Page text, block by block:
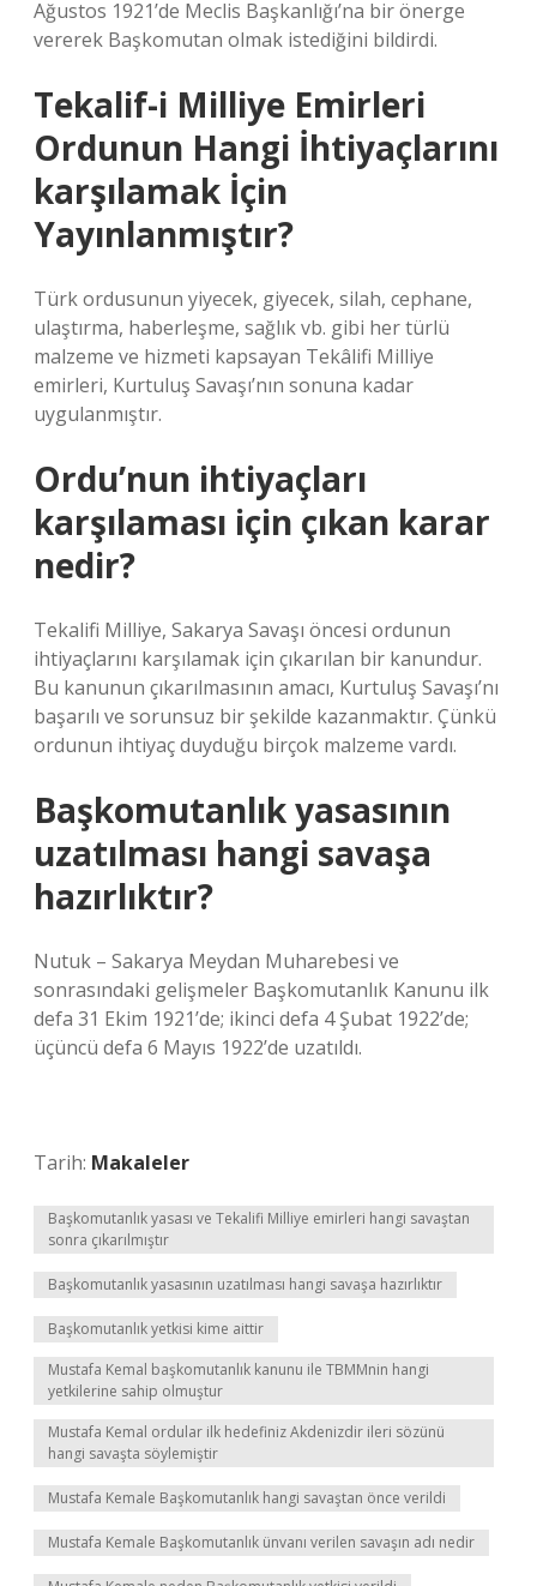
Ağustos 1921’de Meclis Başkanlığı’na bir önerge
vererek Başkomutan olmak istediğini bildirdi.
Tekalif-i Milliye Emirleri
Ordunun Hangi İhtiyaçlarını
karşılamak İçin
Yayınlanmıştır?
Türk ordusunun yiyecek, giyecek, silah, cephane,
ulaştırma, haberleşme, sağlık vb. gibi her türlü
malzeme ve hizmeti kapsayan Tekâlifi Milliye
emirleri, Kurtuluş Savaşı’nın sonuna kadar
uygulanmıştır.
Ordu’nun ihtiyaçları
karşılaması için çıkan karar
nedir?
Tekalifi Milliye, Sakarya Savaşı öncesi ordunun
ihtiyaçlarını karşılamak için çıkarılan bir kanundur.
Bu kanunun çıkarılmasının amacı, Kurtuluş Savaşı’nı
başarılı ve sorunsuz bir şekilde kazanmaktır. Çünkü
ordunun ihtiyaç duyduğu birçok malzeme vardı.
Başkomutanlık yasasının
uzatılması hangi savaşa
hazırlıktır?
Nutuk – Sakarya Meydan Muharebesi ve
sonrasındaki gelişmeler Başkomutanlık Kanunu ilk
defa 31 Ekim 1921’de; ikinci defa 4 Şubat 1922’de;
üçüncü defa 6 Mayıs 1922’de uzatıldı.
Tarih: Makaleler
Başkomutanlık yasası ve Tekalifi Milliye emirleri hangi savaştan
sonra çıkarılmıştır
Başkomutanlık yasasının uzatılması hangi savaşa hazırlıktır
Başkomutanlık yetkisi kime aittir
Mustafa Kemal başkomutanlık kanunu ile TBMMnin hangi
yetkilerine sahip olmuştur
Mustafa Kemal ordular ilk hedefiniz Akdenizdir ileri sözünü
hangi savaşta söylemiştir
Mustafa Kemale Başkomutanlık hangi savaştan önce verildi
Mustafa Kemale Başkomutanlık ünvanı verilen savaşın adı nedir